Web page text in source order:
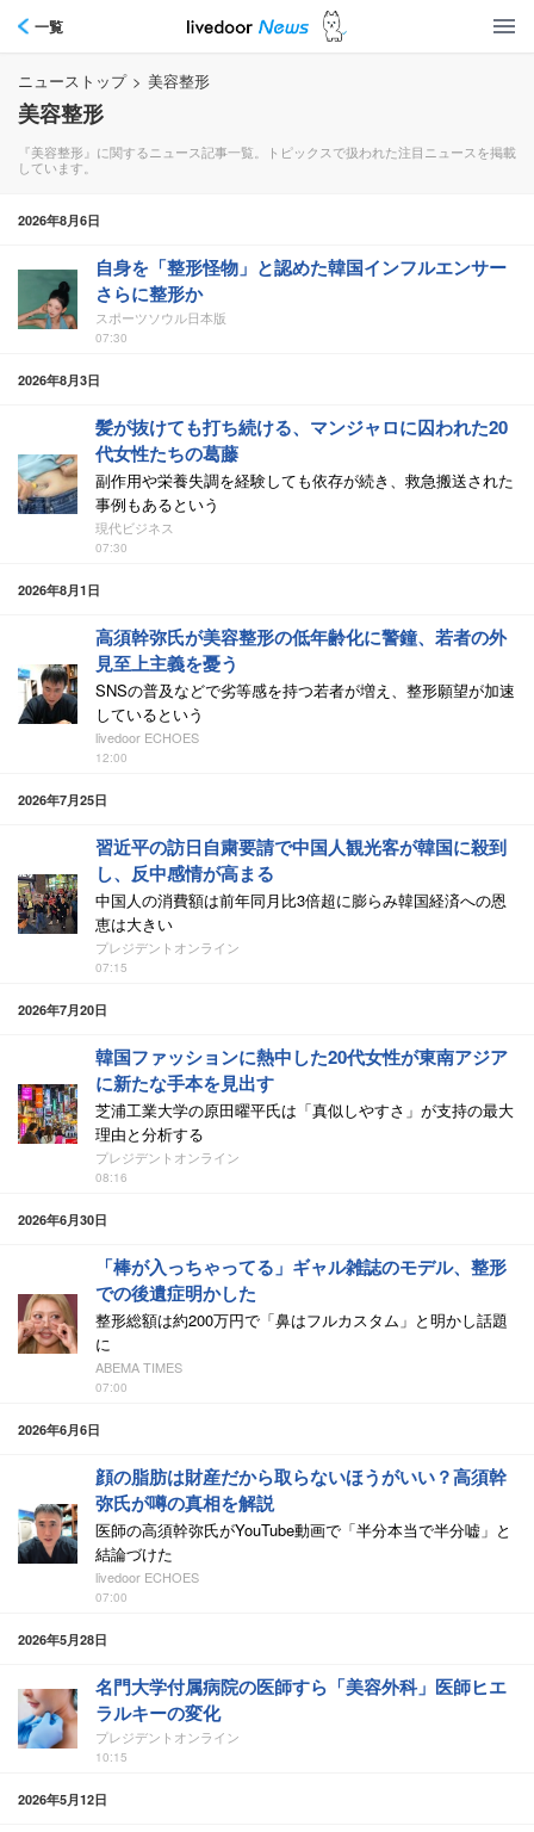
一覧
ニューストップ > 美容整形
美容整形
『美容整形』に関するニュース記事一覧。トピックスで扱われた注目ニュースを掲載
しています。
2026年8月6日
自身を「整形怪物」と認めた韓国インフルエンサー
さらに整形か
スポーツソウル日本版
07:30
2026年8月3日
髪が抜けても打ち続ける、マンジャロに囚われた20
代女性たちの葛藤
副作用や栄養失調を経験しても依存が続き、救急搬送された
事例もあるという
現代ビジネス
07:30
2026年8月1日
高須幹弥氏が美容整形の低年齢化に警鐘、若者の外
見至上主義を憂う
SNSの普及などで劣等感を持つ若者が増え、整形願望が加速
しているという
livedoor ECHOES
12:00
2026年7月25日
習近平の訪日自粛要請で中国人観光客が韓国に殺到
し、反中感情が高まる
中国人の消費額は前年同月比3倍超に膨らみ韓国経済への恩
恵は大きい
プレジデントオンライン
07:15
2026年7月20日
韓国ファッションに熱中した20代女性が東南アジア
に新たな手本を見出す
芝浦工業大学の原田曜平氏は「真似しやすさ」が支持の最大
理由と分析する
プレジデントオンライン
08:16
2026年6月30日
「棒が入っちゃってる」ギャル雑誌のモデル、整形
での後遺症明かした
整形総額は約200万円で「鼻はフルカスタム」と明かし話題
に
ABEMA TIMES
07:00
2026年6月6日
顔の脂肪は財産だから取らないほうがいい？高須幹
弥氏が噂の真相を解説
医師の高須幹弥氏がYouTube動画で「半分本当で半分嘘」と
結論づけた
livedoor ECHOES
07:00
2026年5月28日
名門大学付属病院の医師すら「美容外科」医師ヒエ
ラルキーの変化
プレジデントオンライン
10:15
2026年5月12日